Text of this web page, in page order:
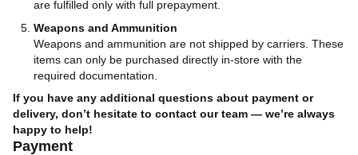
are fulfilled only with full prepayment.
Weapons and Ammunition
Weapons and ammunition are not shipped by carriers. These
items can only be purchased directly in-store with the
required documentation.
If you have any additional questions about payment or
delivery, don’t hesitate to contact our team — we’re always
happy to help!
Payment